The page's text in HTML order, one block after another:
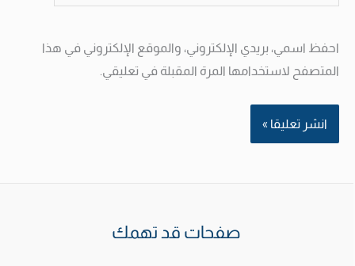
احفظ اسمي، بريدي الإلكتروني، والموقع الإلكتروني في هذا
المتصفح لاستخدامها المرة المقبلة في تعليقي.
صفحات قد تهمك